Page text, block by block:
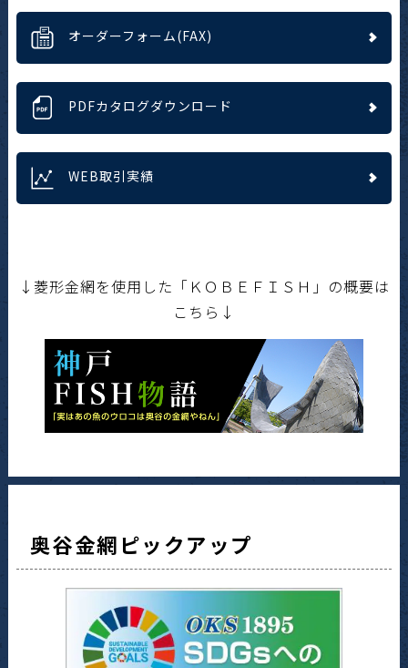
オーダーフォーム(FAX)
PDFカタログダウンロード
WEB取引実績
↓菱形金網を使用した「ＫＯＢＥＦＩＳＨ」の概要は
こちら↓
奥谷金網ピックアップ